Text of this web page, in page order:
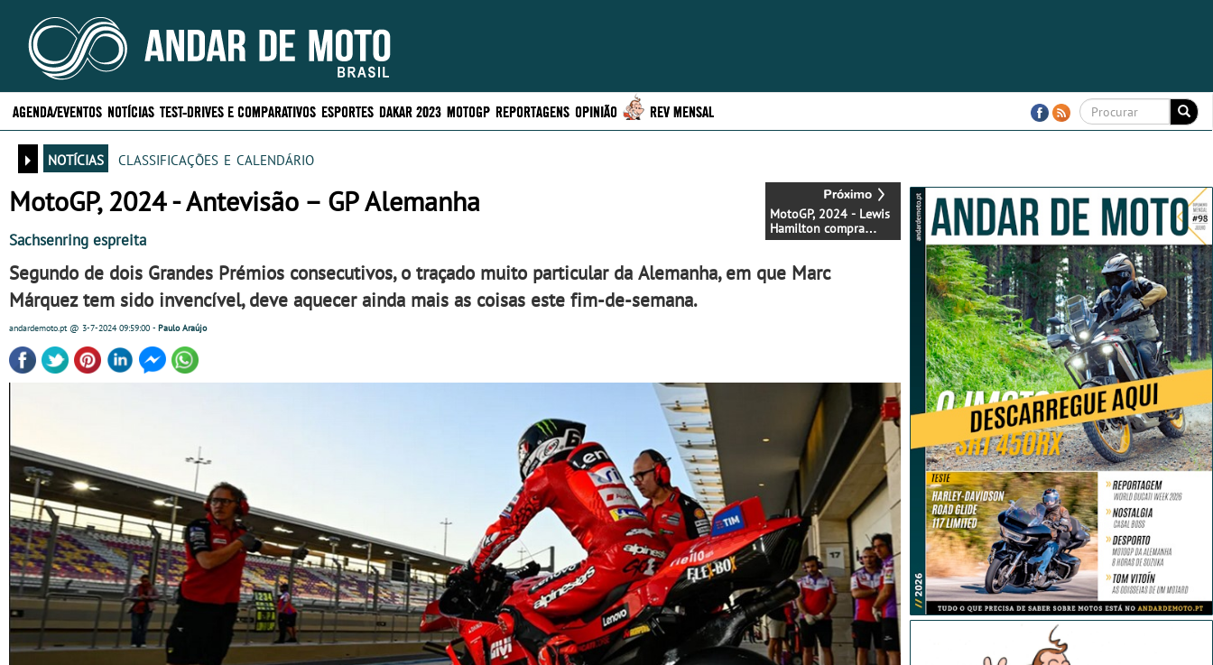
AGENDA/EVENTOS NOTÍCIAS TEST-DRIVES E COMPARATIVOS ESPORTES DAKAR 2023 MOTOGP REPORTAGENS OPINIÃO REV MENSAL
notícias classificações e calendário
MotoGP, 2024 - Lewis
Hamilton compra
Gresini? - F1 e
MotoGP, 2024 - Antevisão – GP Alemanha
Sachsenring espreita
Segundo de dois Grandes Prémios consecutivos, o traçado muito particular da Alemanha, em que Marc
Márquez tem sido invencível, deve aquecer ainda mais as coisas este fim-de-semana.
andardemoto.pt@ 3-7-202409:59:00 - Paulo Araújo